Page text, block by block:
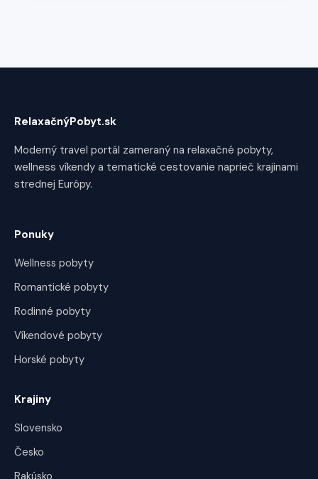
RelaxačnýPobyt.sk
Moderný travel portál zameraný na relaxačné pobyty,
wellness víkendy a tematické cestovanie naprieč krajinami
strednej Európy.
Ponuky
Wellness pobyty
Romantické pobyty
Rodinné pobyty
Víkendové pobyty
Horské pobyty
Krajiny
Slovensko
Česko